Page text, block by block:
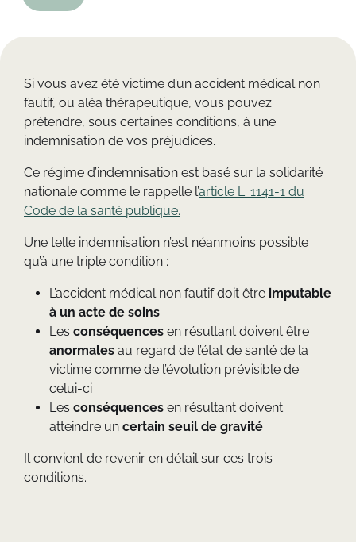
Si vous avez été victime d’un accident médical non
fautif, ou aléa thérapeutique, vous pouvez
prétendre, sous certaines conditions, à une
indemnisation de vos préjudices.
Ce régime d’indemnisation est basé sur la solidarité
nationale comme le rappelle l’article L. 1141-1 du
Code de la santé publique.
Une telle indemnisation n’est néanmoins possible
qu’à une triple condition :
L’accident médical non fautif doit être imputable
à un acte de soins
Les conséquences en résultant doivent être
anormales au regard de l’état de santé de la
victime comme de l’évolution prévisible de
celui-ci
Les conséquences en résultant doivent
atteindre un certain seuil de gravité
Il convient de revenir en détail sur ces trois
conditions.